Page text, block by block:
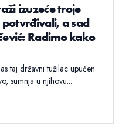
izuzeće troje
potvrđivali, a sad
Radimo kako
taj državni tužilac upućen
sumnja u njihovu...